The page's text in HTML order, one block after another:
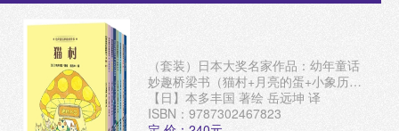
（套装）日本大奖名家作品：幼年童话
妙趣桥梁书（猫村+月亮的蛋+小象历险
记+猫的守护星等）
【日】本多丰国 著绘 岳远坤 译
ISBN：9787302467823